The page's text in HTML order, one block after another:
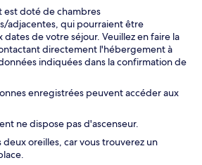
est doté de chambres
adjacentes, qui pourraient être
dates de votre séjour. Veuillez en faire la
directement l'hébergement à
indiquées dans la confirmation de
enregistrées peuvent accéder aux
ne dispose pas d'ascenseur.
deux oreilles, car vous trouverez un